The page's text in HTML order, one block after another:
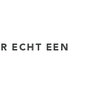
ECHT EEN